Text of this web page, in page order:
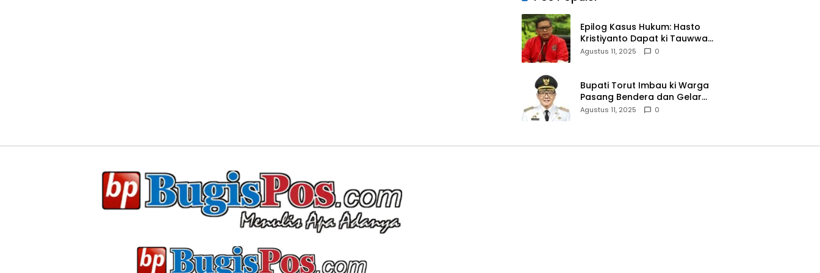
Epilog Kasus Hukum: Hasto
Kristiyanto Dapat ki Tauwwa
Amnesti Presiden
Agustus 11, 2025 0
Bupati Torut Imbau ki Warga
Pasang Bendera dan Gelar
Lomba 17 Agustus
Agustus 11, 2025 0